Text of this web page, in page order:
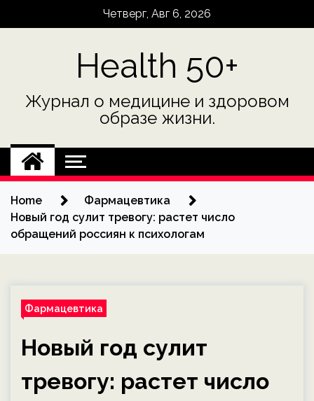
Четверг, Авг 6, 2026
Health 50+
Журнал о медицине и здоровом
образе жизни.
Home
Фармацевтика
Новый год сулит тревогу: растет число
обращений россиян к психологам
Фармацевтика
Новый год сулит
тревогу: растет число